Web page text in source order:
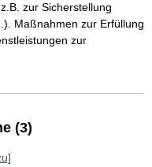
zur Sicherstellung
Maßnahmen zur Erfüllung
zur
(3)